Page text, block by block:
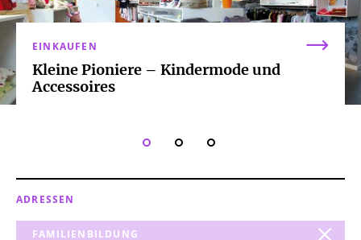
EINKAUFEN
Kleine Pioniere – Kindermode und
Accessoires
ADRESSEN
FAMILIENBILDUNG